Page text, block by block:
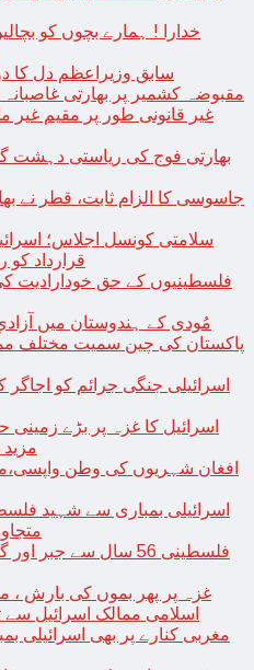
خدارا ! ہمارے بچوں کو
سابق وزیراعظم دل کا
مقبوضہ کشمیر پر بھارتی غاصبانہ قبضے کو
سلامتی کونسل اجلاس؛
قرارداد کو
فلسطینیوں کے حق خودارادیت
مُودی کے ہندوستان میں
اسرائیلی جنگی جرائم کو
اسرائیل کا غزہ پر بڑے
متجاوز، 16 ہزار سے
فلسطینی 56 سال سے
اسلامی ممالک اسرائیل